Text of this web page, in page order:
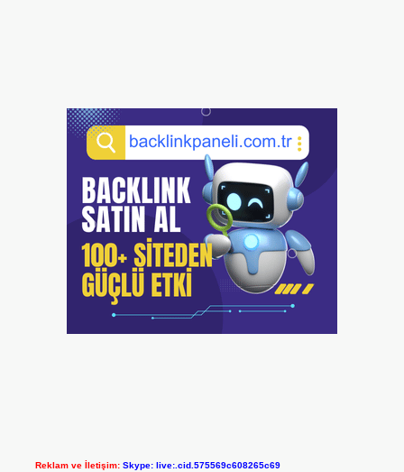
Reklam ve İletişim: Skype: live:.cid.575569c608265c69